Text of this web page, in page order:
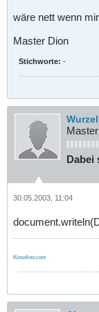
wäre nett wenn
Master Dion
Stichworte: -
Wurzel
Master
Dabei
30.05.2003, 11:04
Kissolino.com